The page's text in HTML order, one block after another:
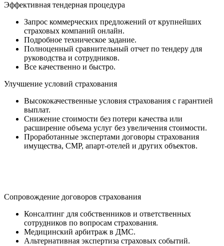
Эффективная тендерная процедура
Запрос коммерческих предложений от крупнейших
страховых компаний онлайн.
Подробное техническое задание.
Полноценный сравнительный отчет по тендеру для
руководства и сотрудников.
Все качественно и быстро.
Улучшение условий страхования
Высококачественные условия страхования с гарантией
выплат.
Снижение стоимости без потери качества или
расширение объема услуг без увеличения стоимости.
Проработанные экспертами договоры страхования
имущества, СМР, апарт-отелей и других объектов.
Сопровождение договоров страхования
Консалтинг для собственников и ответственных
сотрудников по вопросам страхования.
Медицинский арбитраж в ДМС.
Альтернативная экспертиза страховых событий.